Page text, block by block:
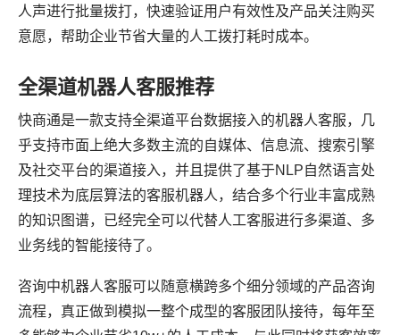
人声进行批量拨打，快速验证用户有效性及产品关注购买
意愿，帮助企业节省大量的人工拨打耗时成本。
全渠道机器人客服推荐
快商通是一款支持全渠道平台数据接入的机器人客服，几
乎支持市面上绝大多数主流的自媒体、信息流、搜索引擎
及社交平台的渠道接入，并且提供了基于NLP自然语言处
理技术为底层算法的客服机器人，结合多个行业丰富成熟
的知识图谱，已经完全可以代替人工客服进行多渠道、多
业务线的智能接待了。
咨询中机器人客服可以随意横跨多个细分领域的产品咨询
流程，真正做到模拟一整个成型的客服团队接待，每年至